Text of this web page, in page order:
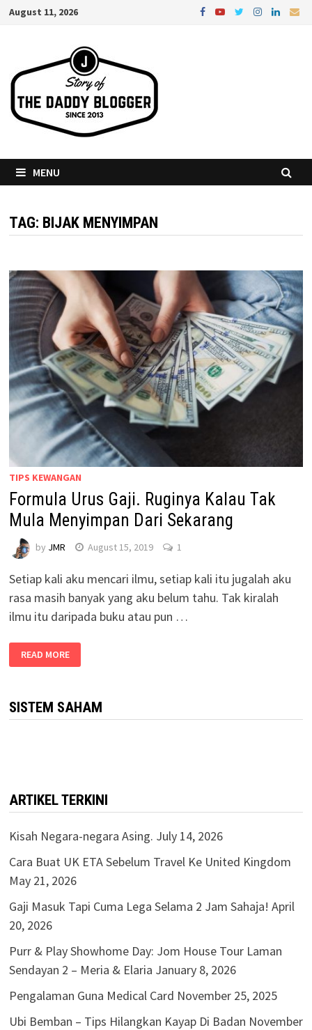
SkipAugust 11, 2026
MENU
TAG: BIJAK MENYIMPAN
TIPS KEWANGAN
Formula Urus Gaji. Ruginya Kalau Tak
Mula Menyimpan Dari Sekarang
by JMR August 15, 2019 1
Setiap kali aku mencari ilmu, setiap kali itu jugalah aku
rasa masih banyak yang aku belum tahu. Tak kiralah
ilmu itu daripada buku atau pun …
READ MORE
SISTEM SAHAM
ARTIKEL TERKINI
Kisah Negara-negara Asing. July 14, 2026
Cara Buat UK ETA Sebelum Travel Ke United Kingdom
May 21, 2026
Gaji Masuk Tapi Cuma Lega Selama 2 Jam Sahaja! April
20, 2026
Purr & Play Showhome Day: Jom House Tour Laman
Sendayan 2 – Meria & Elaria January 8, 2026
Pengalaman Guna Medical Card November 25, 2025
Ubi Bemban – Tips Hilangkan Kayap Di Badan November